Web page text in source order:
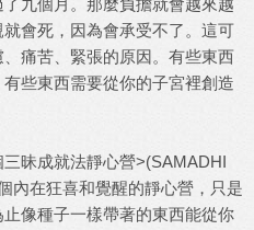
九個月。那麼負擔就會越來越
會死，因為會承受不了。這可
痛苦、緊張的原因。有些東西
些東西需要從你的子宮裡創造
昧成就法靜心營>(SAMADHI
內在狂喜和覺醒的靜心營，只是
像種子一樣帶著的東西能從你